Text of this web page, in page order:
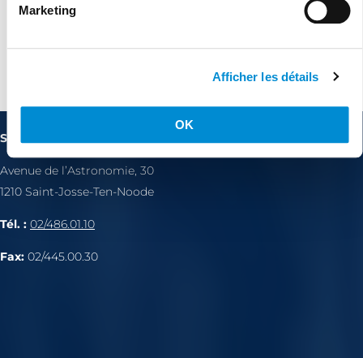
Marketing
Afficher les détails
OK
Site de consultation 1210
Avenue de l’Astronomie, 30
1210 Saint-Josse-Ten-Noode
Tél. : 02/486.01.10
Fax: 02/445.00.30